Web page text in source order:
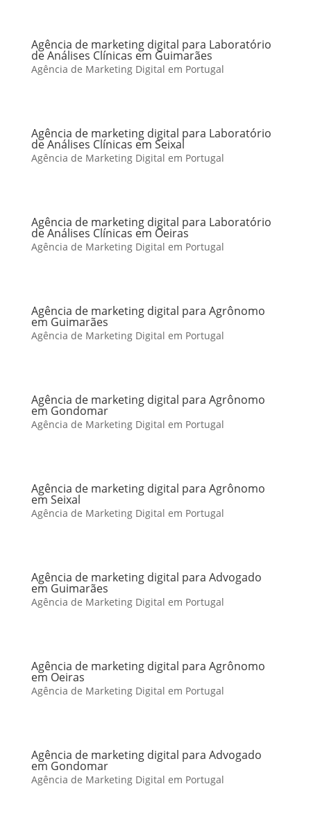
Agência de marketing digital para Laboratório
de Análises Clínicas em Guimarães
Agência de Marketing Digital em Portugal
Agência de marketing digital para Laboratório
de Análises Clínicas em Seixal
Agência de Marketing Digital em Portugal
Agência de marketing digital para Laboratório
de Análises Clínicas em Oeiras
Agência de Marketing Digital em Portugal
Agência de marketing digital para Agrônomo
em Guimarães
Agência de Marketing Digital em Portugal
Agência de marketing digital para Agrônomo
em Gondomar
Agência de Marketing Digital em Portugal
Agência de marketing digital para Agrônomo
em Seixal
Agência de Marketing Digital em Portugal
Agência de marketing digital para Advogado
em Guimarães
Agência de Marketing Digital em Portugal
Agência de marketing digital para Agrônomo
em Oeiras
Agência de Marketing Digital em Portugal
Agência de marketing digital para Advogado
em Gondomar
Agência de Marketing Digital em Portugal